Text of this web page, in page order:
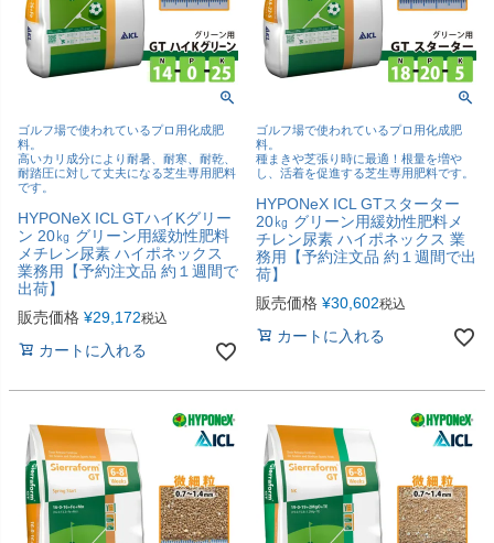
ゴルフ場で使われているプロ用化成肥
料。
高いカリ成分により耐暑、耐寒、耐乾、
耐踏圧に対して丈夫になる芝生専用肥料
です。
HYPONeX ICL GTハイKグリー
ン 20㎏ グリーン用緩効性肥料
メチレン尿素 ハイポネックス
業務用【予約注文品 約１週間で
出荷】
販売価格 ¥29,172税込
カートに入れる
ゴルフ場で使われているプロ用化成肥
料。
種まきや芝張り時に最適！根量を増や
し、活着を促進する芝生専用肥料です。
HYPONeX ICL GTスターター
20㎏ グリーン用緩効性肥料メ
チレン尿素 ハイポネックス 業
務用【予約注文品 約１週間で出
荷】
販売価格 ¥30,602税込
カートに入れる